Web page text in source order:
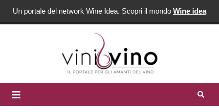
Un portale del network Wine Idea. Scopri il mondo Wine idea